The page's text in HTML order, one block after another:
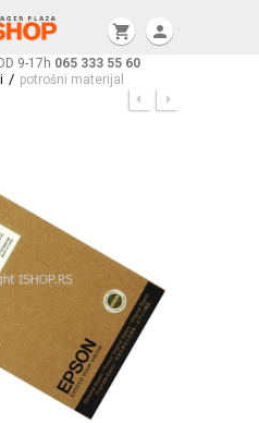
9-17h 065 333 55 60
shopping_cart person
/ potrošni materijal